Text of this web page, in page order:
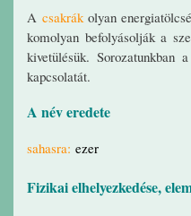
A csakrákolyan
komolyan befolyásolják a
kivetülésük.
kapcsolatát.
A név eredete
sahasra: ezer
Fizikai elhelyezkedése,